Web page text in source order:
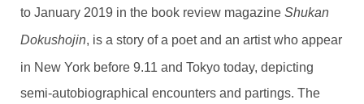
to January 2019 in the book review magazine Shukan
Dokushojin, is a story of a poet and an artist who appear
in New York before 9.11 and Tokyo today, depicting
semi-autobiographical encounters and partings. The